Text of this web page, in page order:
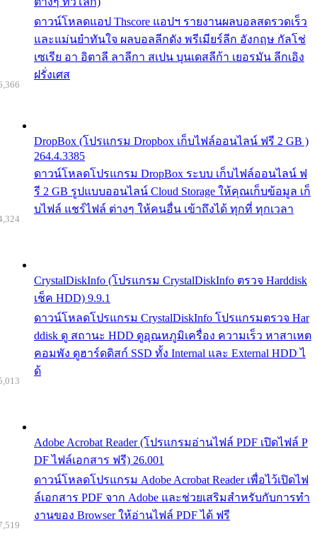
ดาวน์โหลดแอป Thscore แอปฯ รายงานผลบอลสดรวดเร็ว
และแม่นยำทันใจ ผลบอลลีกดัง พรีเมียร์ลีก อังกฤษ กัลโช่
เซเรีย อา อิตาลี ลาลีกา สเปน บุนเดสลีก้า เยอรมัน ลีกเอิง
ฝรั่งเศส
DropBox (โปรแกรม Dropbox เก็บไฟล์ออนไลน์ ฟรี 2 GB )
264.4.3385
ดาวน์โหลดโปรแกรม DropBox ระบบ เก็บไฟล์ออนไลน์ ฟ
รี 2 GB รูปแบบออนไลน์ Cloud Storage ให้คุณเก็บข้อมูล เก็
บไฟล์ แชร์ไฟล์ ต่างๆ ให้คนอื่น เข้าถึงได้ ทุกที่ ทุกเวลา
CrystalDiskInfo (โปรแกรม CrystalDiskInfo ตรวจ Harddisk
เช็ค HDD) 9.9.1
ดาวน์โหลดโปรแกรม CrystalDiskInfo โปรแกรมตรวจ Har
ddisk ดู สถานะ HDD ดูอุณหภูมิเครื่อง ความเร็ว หาสาเหต
คอมพัง ดูฮาร์ดดิสก์ SSD ทั้ง Internal และ External HDD ไ
ด้
Adobe Acrobat Reader (โปรแกรมอ่านไฟล์ PDF เปิดไฟล์ P
DF ไฟล์เอกสาร ฟรี) 26.001
ดาวน์โหลดโปรแกรม Adobe Acrobat Reader เพื่อไว้เปิดไฟ
ล์เอกสาร PDF จาก Adobe และช่วยเสริมสำหรับกับการทำ
งานของ Browser ให้อ่านไฟล์ PDF ได้ ฟรี